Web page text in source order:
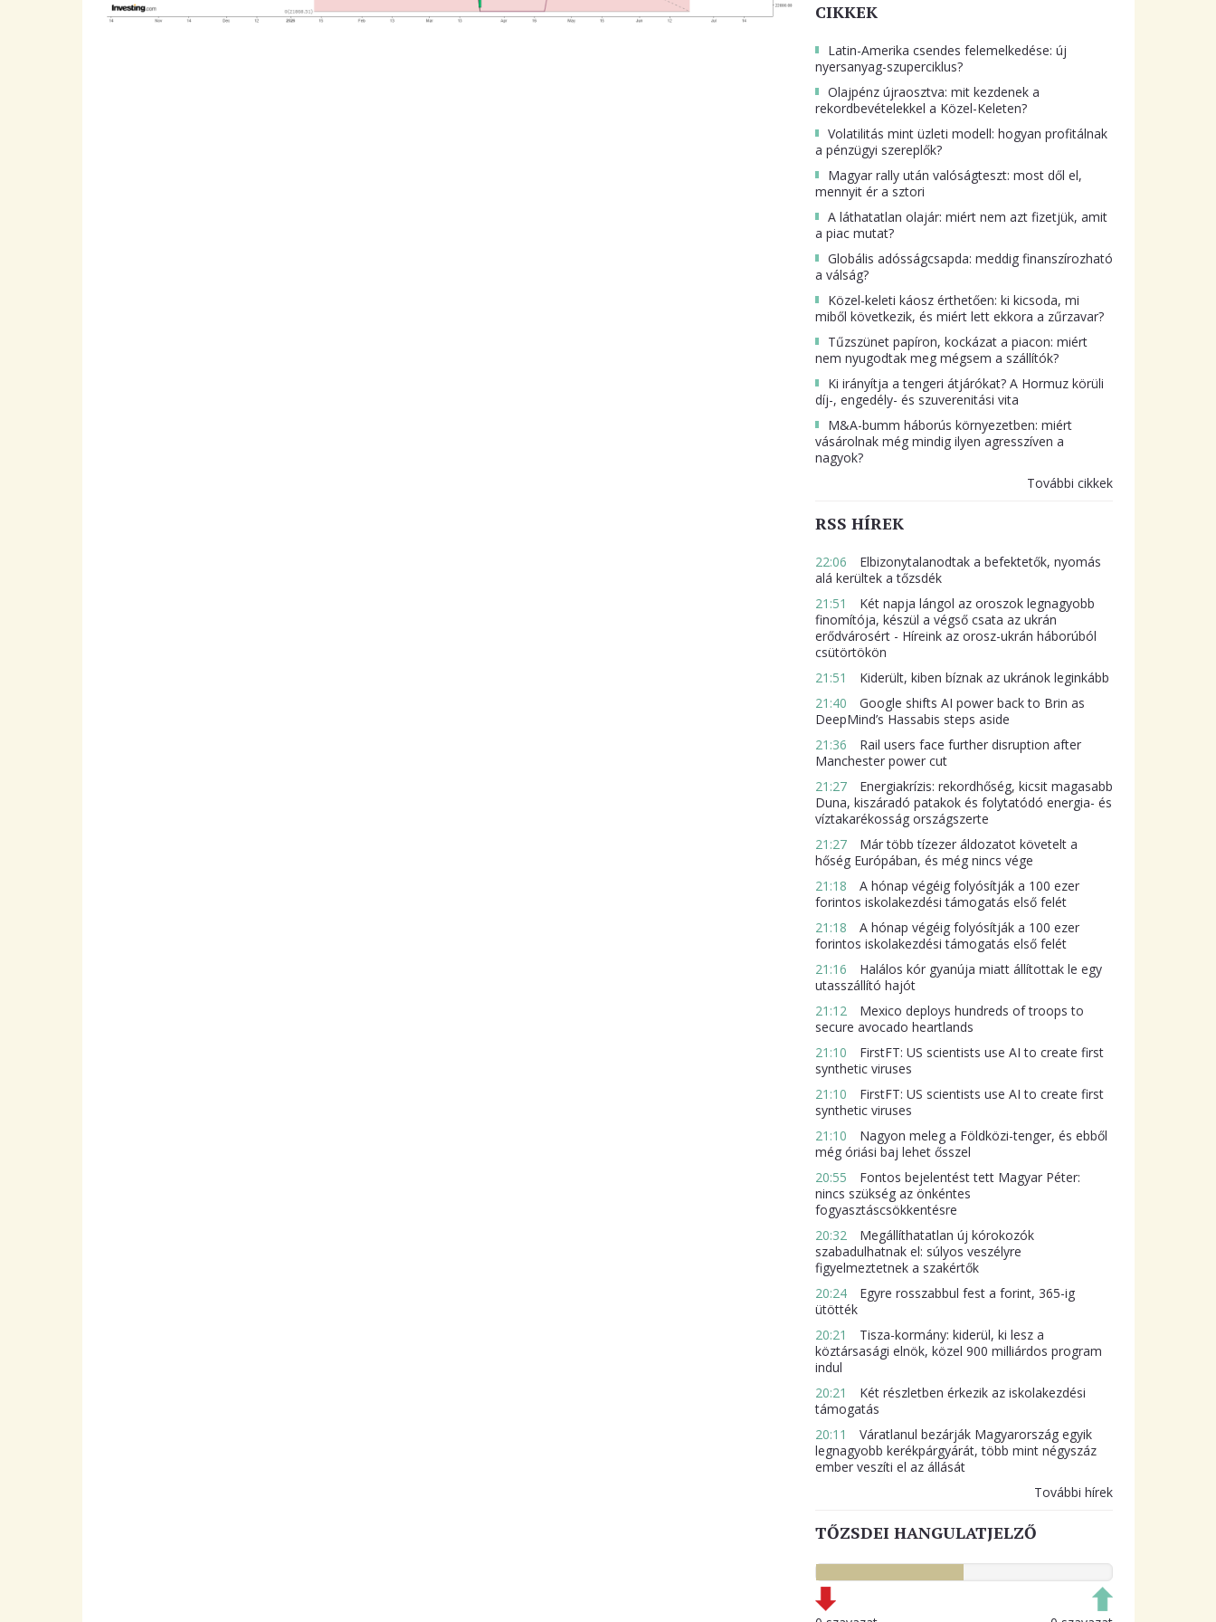
CIKKEK
Latin-Amerika csendes felemelkedése: új
nyersanyag-szuperciklus?
Olajpénz újraosztva: mit kezdenek a
rekordbevételekkel a Közel-Keleten?
Volatilitás mint üzleti modell: hogyan profitálnak
a pénzügyi szereplők?
Magyar rally után valóságteszt: most dől el,
mennyit ér a sztori
A láthatatlan olajár: miért nem azt fizetjük, amit
a piac mutat?
Globális adósságcsapda: meddig finanszírozható
a válság?
Közel-keleti káosz érthetően: ki kicsoda, mi
miből következik, és miért lett ekkora a zűrzavar?
Tűzszünet papíron, kockázat a piacon: miért
nem nyugodtak meg mégsem a szállítók?
Ki irányítja a tengeri átjárókat? A Hormuz körüli
díj-, engedély- és szuverenitási vita
M&A-bumm háborús környezetben: miért
vásárolnak még mindig ilyen agresszíven a
nagyok?
További cikkek
RSS HÍREK
22:06
Elbizonytalanodtak a befektetők, nyomás
alá kerültek a tőzsdék
21:51
Két napja lángol az oroszok legnagyobb
finomítója, készül a végső csata az ukrán
erődvárosért - Híreink az orosz-ukrán háborúból
csütörtökön
21:51
Kiderült, kiben bíznak az ukránok leginkább
21:40
Google shifts AI power back to Brin as
DeepMind’s Hassabis steps aside
21:36
Rail users face further disruption after
Manchester power cut
21:27
Energiakrízis: rekordhőség, kicsit magasabb
Duna, kiszáradó patakok és folytatódó energia- és
víztakarékosság országszerte
21:27
Már több tízezer áldozatot követelt a
hőség Európában, és még nincs vége
21:18
A hónap végéig folyósítják a 100 ezer
forintos iskolakezdési támogatás első felét
21:18
A hónap végéig folyósítják a 100 ezer
forintos iskolakezdési támogatás első felét
21:16
Halálos kór gyanúja miatt állítottak le egy
utasszállító hajót
21:12
Mexico deploys hundreds of troops to
secure avocado heartlands
21:10
FirstFT: US scientists use AI to create first
synthetic viruses
21:10
FirstFT: US scientists use AI to create first
synthetic viruses
21:10
Nagyon meleg a Földközi-tenger, és ebből
még óriási baj lehet ősszel
20:55
Fontos bejelentést tett Magyar Péter:
nincs szükség az önkéntes
fogyasztáscsökkentésre
20:32
Megállíthatatlan új kórokozók
szabadulhatnak el: súlyos veszélyre
figyelmeztetnek a szakértők
20:24
Egyre rosszabbul fest a forint, 365-ig
ütötték
20:21
Tisza-kormány: kiderül, ki lesz a
köztársasági elnök, közel 900 milliárdos program
indul
20:21
Két részletben érkezik az iskolakezdési
támogatás
20:11
Váratlanul bezárják Magyarország egyik
legnagyobb kerékpárgyárát, több mint négyszáz
ember veszíti el az állását
További hírek
TŐZSDEI HANGULATJELZŐ